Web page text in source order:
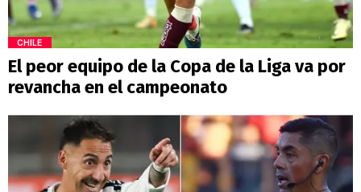
CHILE
El peor equipo de la Copa de la Liga va por
revancha en el campeonato